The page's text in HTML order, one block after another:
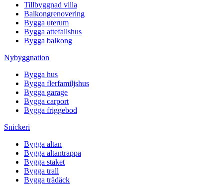
Tillbyggnad villa
Balkongrenovering
Bygga uterum
Bygga attefallshus
Bygga balkong
Nybyggnation
Bygga hus
Bygga flerfamiljshus
Bygga garage
Bygga carport
Bygga friggebod
Snickeri
Bygga altan
Bygga altantrappa
Bygga staket
Bygga trall
Bygga trädäck